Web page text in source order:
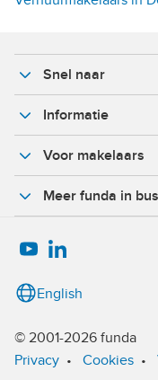
Snel naar
Informatie
Voor makelaars
Meer funda in
© 2001-2026 funda
Privacy • Cookies •
English